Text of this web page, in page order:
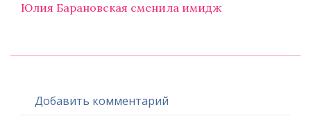
Юлия Барановская сменила имидж
Добавить комментарий